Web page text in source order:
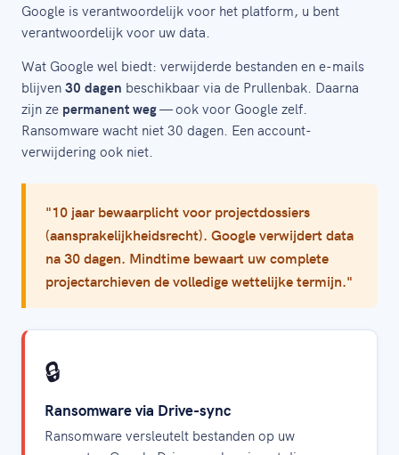
Google is verantwoordelijk voor het platform, u bent
verantwoordelijk voor uw data.
Wat Google wel biedt: verwijderde bestanden en e-mails
blijven30 dagen beschikbaar via de Prullenbak. Daarna
zijn ze permanent weg— ook voor Google zelf.
Ransomware wacht niet 30 dagen. Een account-
verwijdering ook niet.
"10 jaar bewaarplicht voor projectdossiers
(aansprakelijkheidsrecht). Google verwijdert data
na 30 dagen. Mindtime bewaart uw complete
projectarchieven de volledige wettelijke termijn."
🔒
Ransomware via Drive-sync
Ransomware versleutelt bestanden op uw